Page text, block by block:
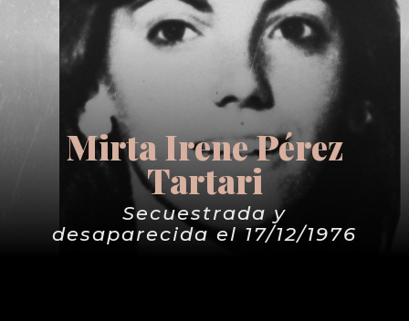
Mirta Irene Pérez
Tartari
Secuestrada y
desaparecida el 17/12/1976